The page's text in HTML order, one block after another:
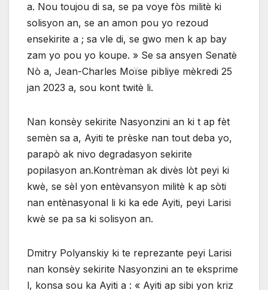
a. Nou toujou di sa, se pa voye fòs militè ki
solisyon an, se an amon pou yo rezoud
ensekirite a ; sa vle di, se gwo men k ap bay
zam yo pou yo koupe. » Se sa ansyen Senatè
Nò a, Jean-Charles Moïse pibliye mèkredi 25
jan 2023 a, sou kont twitè li.
Nan konsèy sekirite Nasyonzini an ki t ap fèt
semèn sa a, Ayiti te prèske nan tout deba yo,
parapò ak nivo degradasyon sekirite
popilasyon an.Kontrèman ak divès lòt peyi ki
kwè, se sèl yon entèvansyon militè k ap sòti
nan entènasyonal li ki ka ede Ayiti, peyi Larisi
kwè se pa sa ki solisyon an.
Dmitry Polyanskiy ki te reprezante peyi Larisi
nan konsèy sekirite Nasyonzini an te eksprime
l, konsa sou ka Ayiti a : « Ayiti ap sibi yon kriz